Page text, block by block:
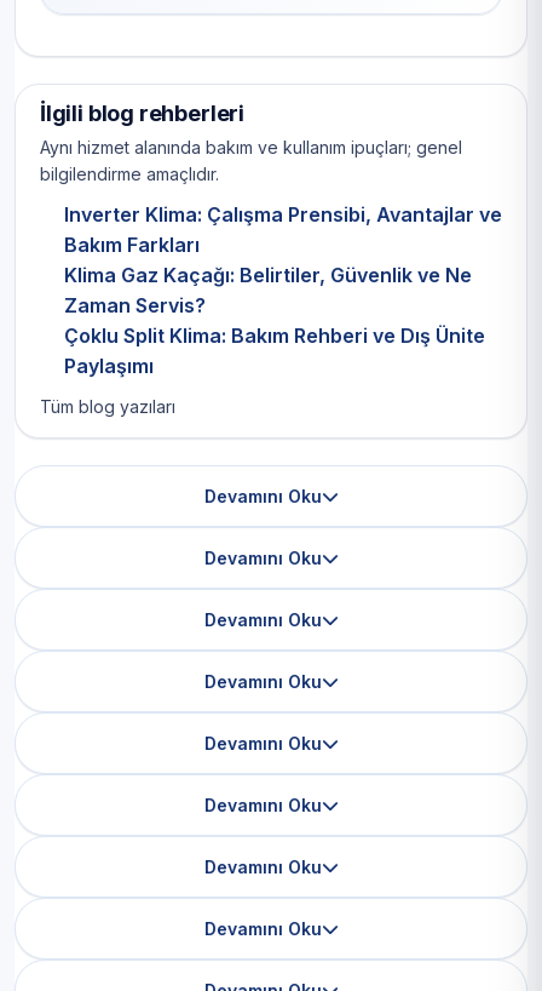
İlgili blog rehberleri
Aynı hizmet alanında bakım ve kullanım ipuçları; genel
bilgilendirme amaçlıdır.
Inverter Klima: Çalışma Prensibi, Avantajlar ve
Bakım Farkları
Klima Gaz Kaçağı: Belirtiler, Güvenlik ve Ne
Zaman Servis?
Çoklu Split Klima: Bakım Rehberi ve Dış Ünite
Paylaşımı
Tüm blog yazıları
Devamını Oku
Devamını Oku
Devamını Oku
Devamını Oku
Devamını Oku
Devamını Oku
Devamını Oku
Devamını Oku